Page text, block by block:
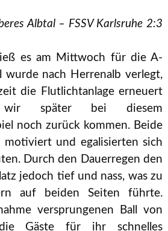
Albtal – FSSV Karlsruhe 2:3
es am Mittwoch für die A-
wurde nach Herrenalb verlegt,
die Flutlichtanlage erneuert
später bei diesem
noch zurück kommen. Beide
motiviert und egalisierten sich
Durch den Dauerregen den
jedoch tief und nass, was zu
auf beiden Seiten führte.
versprungenen Ball von
Gäste für ihr schnelles